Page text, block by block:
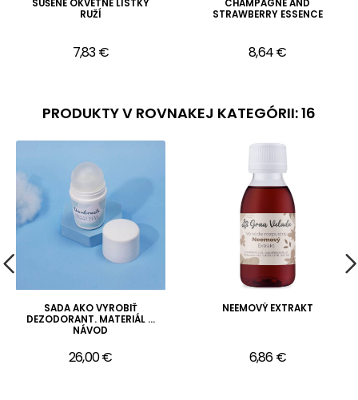
SUŠENÉ OKVETNÉ LÍSTKY
RUŽÍ
7,83 €
CHAMPAGNE AND
STRAWBERRY ESSENCE
8,64 €
PRODUKTY V ROVNAKEJ KATEGÓRII: 16
SADA AKO VYROBIŤ
DEZODORANT. MATERIÁL A
NÁVOD
26,00 €
NEEMOVÝ EXTRAKT
6,86 €